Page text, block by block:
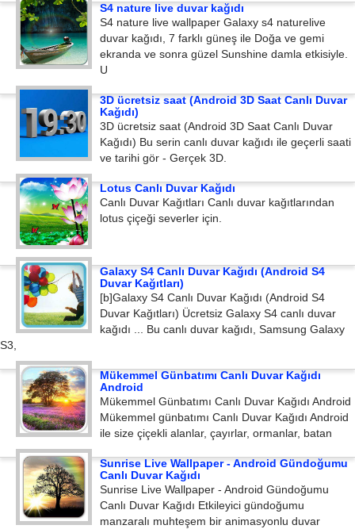
S4 nature live duvar kağıdı
S4 nature live wallpaper Galaxy s4 naturelive
duvar kağıdı, 7 farklı güneş ile Doğa ve gemi
ekranda ve sonra güzel Sunshine damla etkisiyle.
U
3D ücretsiz saat (Android 3D Saat Canlı Duvar
Kağıdı)
3D ücretsiz saat (Android 3D Saat Canlı Duvar
Kağıdı) Bu serin canlı duvar kağıdı ile geçerli saati
ve tarihi gör - Gerçek 3D.
Lotus Canlı Duvar Kağıdı
Canlı Duvar Kağıtları Canlı duvar kağıtlarından
lotus çiçeği severler için.
Galaxy S4 Canlı Duvar Kağıdı (Android S4
Duvar Kağıtları)
[b]Galaxy S4 Canlı Duvar Kağıdı (Android S4
Duvar Kağıtları) Ücretsiz Galaxy S4 canlı duvar
kağıdı ... Bu canlı duvar kağıdı, Samsung Galaxy
S3,
Mükemmel Günbatımı Canlı Duvar Kağıdı
Android
Mükemmel Günbatımı Canlı Duvar Kağıdı Android
Mükemmel günbatımı Canlı Duvar Kağıdı Android
ile size çiçekli alanlar, çayırlar, ormanlar, batan
Sunrise Live Wallpaper - Android Gündoğumu
Canlı Duvar Kağıdı
Sunrise Live Wallpaper - Android Gündoğumu
Canlı Duvar Kağıdı Etkileyici gündoğumu
manzaralı muhteşem bir animasyonlu duvar